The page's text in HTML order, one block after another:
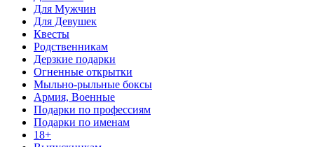
Для Мужчин
Для Девушек
Квесты
Родственникам
Дерзкие подарки
Огненные открытки
Мыльно-рыльные боксы
Армия, Военные
Подарки по профессиям
Подарки по именам
18+